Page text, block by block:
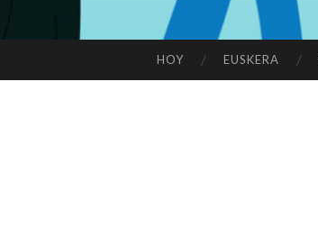
AL
HOY EUSKERA